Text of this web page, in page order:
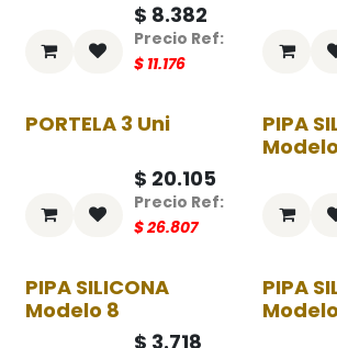
$ 8.382
$ 11.176
PORTELA 3 Uni
$ 20.105
$26.807
PIPA
PIPA SILICONA
Modelo 8
$ 3.718
PIPA
Modelo